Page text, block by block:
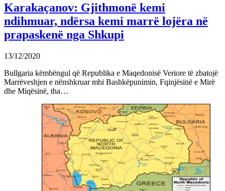
Karakaçanov: Gjithmonë kemi
ndihmuar, ndërsa kemi marrë lojëra në
prapaskenë nga Shkupi
13/12/2020
Bullgaria këmbëngul që Republika e Maqedonisë Veriore të zbatojë
Marrëveshjen e nënshkruar mbi Bashkëpunimin, Fqinjësinë e Mirë
dhe Miqësinë, tha…